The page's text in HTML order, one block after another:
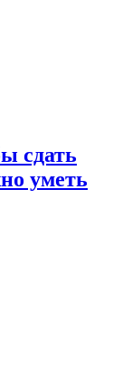
сдать
уметь